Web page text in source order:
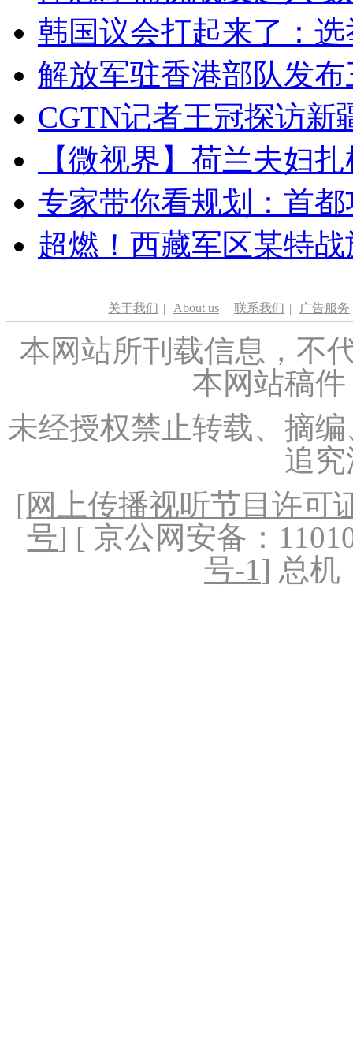
韩国议会打起来了：
解放军驻香港部队发
CGTN记者王冠探访新
【微视界】荷兰夫妇
专家带你看规划：首
超燃！西藏军区某特
关于我们 | About us | 联系我们 | 广告服务
本网站所刊载信息，不
本网站稿
未经授权禁止转载、摘
追
[网上传播视听节目许可
号] [ 京公网安备：
号-1] 总机